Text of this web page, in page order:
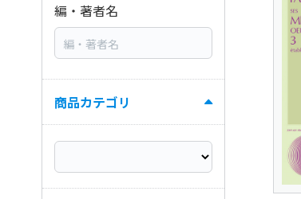
編・著者名
商品カテゴリ